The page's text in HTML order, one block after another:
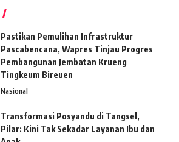
Pastikan Pemulihan Infrastruktur
Pascabencana, Wapres Tinjau Progres
Pembangunan Jembatan Krueng
Tingkeum Bireuen
Nasional
Transformasi Posyandu di Tangsel,
Pilar: Kini Tak Sekadar Layanan Ibu dan